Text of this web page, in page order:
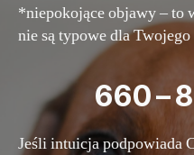
*niepokojące objawy – to
nie są typowe dla
660 –
Jeśli intuicja podpowiada